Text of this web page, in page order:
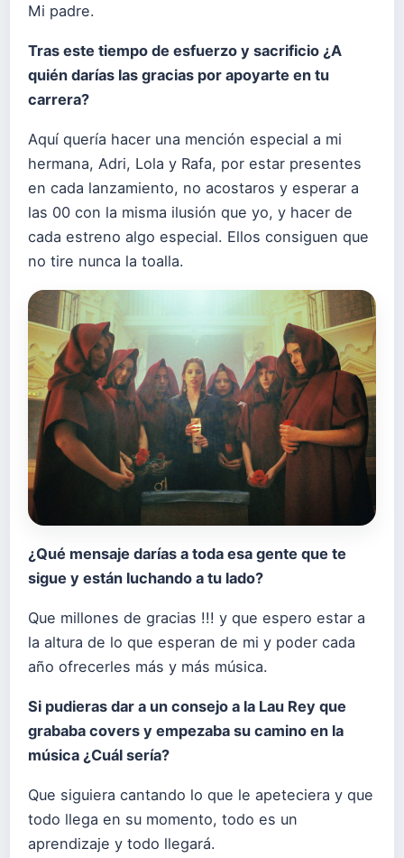
Mi padre.
Tras este tiempo de esfuerzo y sacrificio ¿A
quién darías las gracias por apoyarte en tu
carrera?
Aquí quería hacer una mención especial a mi
hermana, Adri, Lola y Rafa, por estar presentes
en cada lanzamiento, no acostaros y esperar a
las 00 con la misma ilusión que yo, y hacer de
cada estreno algo especial. Ellos consiguen que
no tire nunca la toalla.
¿Qué mensaje darías a toda esa gente que te
sigue y están luchando a tu lado?
Que millones de gracias !!! y que espero estar a
la altura de lo que esperan de mi y poder cada
año ofrecerles más y más música.
Si pudieras dar a un consejo a la Lau Rey que
grababa covers y empezaba su camino en la
música ¿Cuál sería?
Que siguiera cantando lo que le apeteciera y que
todo llega en su momento, todo es un
aprendizaje y todo llegará.